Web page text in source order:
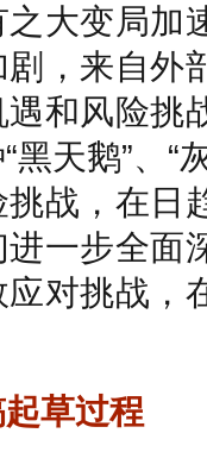
大变局加
，来自外
和风险挑
黑天鹅”、“
战，在日
一步全面
对挑战，
草过程